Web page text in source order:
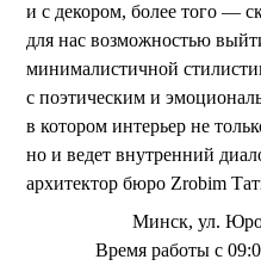
и с декором, более того —
для нас возможностью
минималистичной
с поэтическим и
в котором интерьер не
но и ведет внутренний
архитектор бюро Zrobim
Минск, ул.
Время работы с